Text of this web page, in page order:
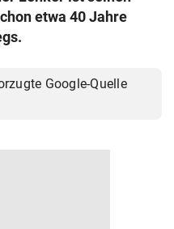
etwa 40 Jahre
Google-Quelle